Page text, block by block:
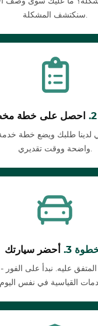
سنكتشف المشكلة.
احصل على خطة
لدينا طلبك ويضع خطة
واضحة ووقت تقديري.
3. أحضر سيارتك
عليه. نبدأ على